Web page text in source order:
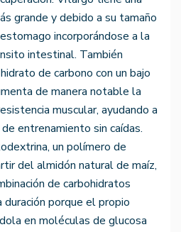
grande y debido a su tamaño
incorporándose a la
intestinal. También
de carbono con un bajo
de manera notable la
muscular, ayudando a
entrenamiento sin caídas.
un polímero de
del almidón natural de maíz,
de carbohidratos
porque el propio
en moléculas de glucosa